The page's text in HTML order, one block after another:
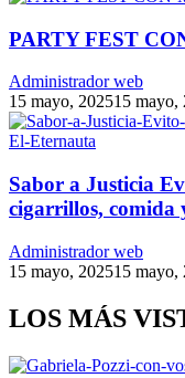
PARTY FEST
Administrador web
15 mayo, 202515 mayo,
Sabor a Justicia
cigarrillos, comida
Administrador web
15 mayo, 202515 mayo,
LOS MÁS